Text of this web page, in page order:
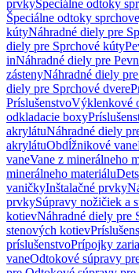
prvkyŠpeciálne odtoky
Špeciálne odtoky
kútyNáhradné diely pre
diely pre Sprchové kúty
inNáhradné diely pre
zástenyNáhradné diely
diely pre Sprchové dvere
PríslušenstvoVýklenkové
odkladacie boxy
akrylátuNáhradné diely
akrylátuObdĺžnikové vane
vaneVane z minerálneho
minerálneho materiálu
vaničkyInštalačné prvky
prvkySúpravy nožičiek a
kotievNáhradné diely pre
stenových kotiev
príslušenstvoPrípojky
vaneOdtokové súpravy